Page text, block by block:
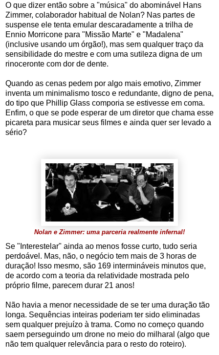
O que dizer então sobre a "música" do abominável Hans
Zimmer, colaborador habitual de Nolan? Nas partes de
suspense ele tenta emular descaradamente a trilha de
Ennio Morricone para "Missão Marte" e "Madalena"
(inclusive usando um órgão!), mas sem qualquer traço da
sensibilidade do mestre e com uma sutileza digna de um
rinoceronte com dor de dente.
Quando as cenas pedem por algo mais emotivo, Zimmer
inventa um minimalismo tosco e redundante, digno de pena,
do tipo que Phillip Glass comporia se estivesse em coma.
Enfim, o que se pode esperar de um diretor que chama esse
picareta para musicar seus filmes e ainda quer ser levado a
sério?
Nolan e Zimmer: uma parceria realmente infernal!
Se "Interestelar" ainda ao menos fosse curto, tudo seria
perdoável. Mas, não, o negócio tem mais de 3 horas de
duração! Isso mesmo, são 169 intermináveis minutos que,
de acordo com a teoria da relatividade mostrada pelo
próprio filme, parecem durar 21 anos!
Não havia a menor necessidade de se ter uma duração tão
longa. Sequências inteiras poderiam ter sido eliminadas
sem qualquer prejuízo à trama. Como no começo quando
saem perseguindo um drone no meio do milharal (algo que
não tem qualquer relevância para o resto do roteiro).